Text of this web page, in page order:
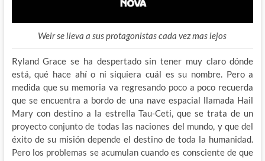
Weir se lleva a sus protagonistas cada vez mas lejos
Ryland Grace se ha despertado sin tener muy claro dónde
está, qué hace ahí o ni siquiera cuál es su nombre. Pero a
medida que su memoria va regresando poco a poco recuerda
que se encuentra a bordo de una nave espacial llamada Hail
Mary con destino a la estrella Tau-Ceti, que se trata de un
proyecto conjunto de todas las naciones del mundo, y que del
éxito de su misión depende el destino de toda la humanidad.
Pero los problemas se acumulan cuando es consciente de que